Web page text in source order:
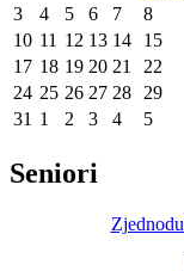
3
4 5 6 7 8
10 11 12 13 14 15
17 18 19 20 21 22
24 25 26 27 28 29
31 1 2 3 4 5
Seniori